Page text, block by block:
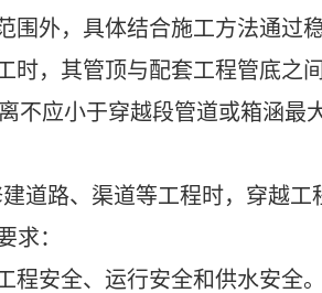
外，具体结合施工方法通过
时，其管顶与配套工程管底之
不应小于穿越段管道或箱涵最
道路、 渠道等工程时， 穿越工
求：
安全、运行安全和供水安全。